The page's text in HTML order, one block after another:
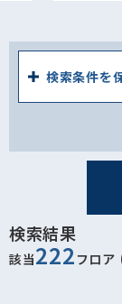
検索条件を
検索結果
該当222 フロア